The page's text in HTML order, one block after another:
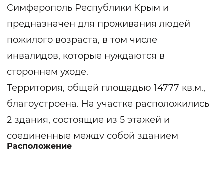
Симферополь Республики Крым и
предназначен для проживания людей
пожилого возраста, в том числе
инвалидов, которые нуждаются в
стороннем уходе.
Территория, общей площадью 14777 кв.м.,
благоустроена. На участке расположились
2 здания, состоящие из 5 этажей и
соединенные между собой зданием
администрации, состоящим из 3 этажей.
Расположение